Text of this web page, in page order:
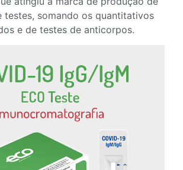
testes, somando os quantitativos
e de testes de anticorpos.